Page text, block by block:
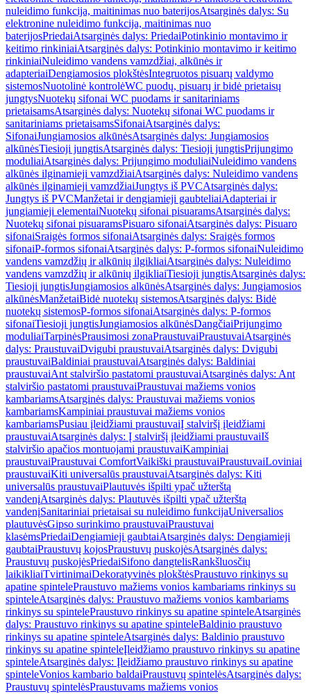
nuleidimo funkcija, maitinimas nuo baterijosAtsarginės dalys: Su
elektronine nuleidimo funkcija, maitinimas nuo
baterijosPriedaiAtsarginės dalys: PriedaiPotinkinio montavimo ir
keitimo rinkiniaiAtsarginės dalys: Potinkinio montavimo ir keitimo
rinkiniaiNuleidimo vandens vamzdžiai, alkūnės ir
adapteriaiDengiamosios plokštėsIntegruotos pisuarų valdymo
sistemosNuotolinė kontrolėWC puodų, pisuarų ir bidė prietaisų
jungtysNuotekų sifonai WC puodams ir sanitariniams
prietaisamsAtsarginės dalys: Nuotekų sifonai WC puodams ir
sanitariniams prietaisamsSifonaiAtsarginės dalys:
SifonaiJungiamosios alkūnėsAtsarginės dalys: Jungiamosios
alkūnėsTiesioji jungtisAtsarginės dalys: Tiesioji jungtisPrijungimo
moduliaiAtsarginės dalys: Prijungimo moduliaiNuleidimo vandens
alkūnės ilginamieji vamzdžiaiAtsarginės dalys: Nuleidimo vandens
alkūnės ilginamieji vamzdžiaiJungtys iš PVCAtsarginės dalys:
Jungtys iš PVCManžetai ir dengiamieji gaubteliaiAdapteriai ir
jungiamieji elementaiNuotekų sifonai pisuaramsAtsarginės dalys:
Nuotekų sifonai pisuaramsPisuaro sifonaiAtsarginės dalys: Pisuaro
sifonaiSraigės formos sifonaiAtsarginės dalys: Sraigės formos
sifonaiP-formos sifonaiAtsarginės dalys: P-formos sifonaiNuleidimo
vandens vamzdžių ir alkūnių ilgikliaiAtsarginės dalys: Nuleidimo
vandens vamzdžių ir alkūnių ilgikliaiTiesioji jungtisAtsarginės dalys:
Tiesioji jungtisJungiamosios alkūnėsAtsarginės dalys: Jungiamosios
alkūnėsManžetaiBidė nuotekų sistemosAtsarginės dalys: Bidė
nuotekų sistemosP-formos sifonaiAtsarginės dalys: P-formos
sifonaiTiesioji jungtisJungiamosios alkūnėsDangčiaiPrijungimo
moduliaiTarpinėsPrausimosi zonaPraustuvaiPraustuvaiAtsarginės
dalys: PraustuvaiDvigubi praustuvaiAtsarginės dalys: Dvigubi
praustuvaiBaldiniai praustuvaiAtsarginės dalys: Baldiniai
praustuvaiAnt stalviršio pastatomi praustuvaiAtsarginės dalys: Ant
stalviršio pastatomi praustuvaiPraustuvai mažiems vonios
kambariamsAtsarginės dalys: Praustuvai mažiems vonios
kambariamsKampiniai praustuvai mažiems vonios
kambariamsPusiau įleidžiami praustuvaiĮ stalviršį įleidžiami
praustuvaiAtsarginės dalys: Į stalviršį įleidžiami praustuvaiIš
stalviršio apačios montuojami praustuvaiKampiniai
praustuvaiPraustuvai ComfortVaikiški praustuvaiPraustuvaiLoviniai
praustuvaiKiti universalūs praustuvaiAtsarginės dalys: Kiti
universalūs praustuvaiPlautuvės išpilti ypač užterštą
vandenįAtsarginės dalys: Plautuvės išpilti ypač užterštą
vandenįSanitariniai prietaisai su nuleidimo funkcijaUniversalios
plautuvėsGipso surinkimo praustuvaiPraustuvai
klasėmsPriedaiDengiamieji gaubtaiAtsarginės dalys: Dengiamieji
gaubtaiPraustuvų kojosPraustuvų puskojėsAtsarginės dalys:
Praustuvų puskojėsPriedaiSifono dangtelisRankšluosčių
laikikliaiTvirtinimaiDekoratyvinės plokštėsPraustuvo rinkinys su
apatine spintelePraustuvo mažiems vonios kambariams rinkinys su
spinteleAtsarginės dalys: Praustuvo mažiems vonios kambariams
rinkinys su spintelePraustuvo rinkinys su apatine spinteleAtsarginės
dalys: Praustuvo rinkinys su apatine spinteleBaldinio praustuvo
rinkinys su apatine spinteleAtsarginės dalys: Baldinio praustuvo
rinkinys su apatine spinteleĮleidžiamo praustuvo rinkinys su apatine
spinteleAtsarginės dalys: Įleidžiamo praustuvo rinkinys su apatine
spinteleVonios kambario baldaiPraustuvų spintelėsAtsarginės dalys:
Praustuvų spintelėsPraustuvams mažiems vonios